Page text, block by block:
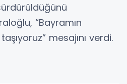
“Bayramın
mesajını verdi.